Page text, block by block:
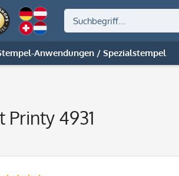
Anwendungen / Spezialstempel
Printy 4931